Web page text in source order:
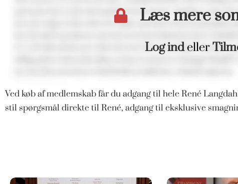
Læs mere
Log indeller
Ved køb af medlemskab får du adgang til hele René
stil spørgsmål direkte til René, adgang til eksklusive